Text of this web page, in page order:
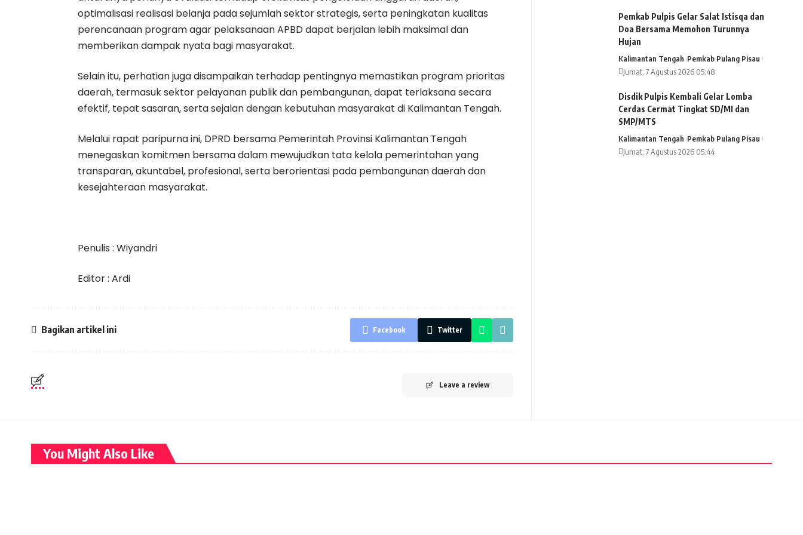
optimalisasi realisasi belanja pada sejumlah sektor strategis, serta peningkatan kualitas
perencanaan program agar pelaksanaan APBD dapat berjalan lebih maksimal dan
memberikan dampak nyata bagi masyarakat.
Selain itu, perhatian juga disampaikan terhadap pentingnya memastikan program prioritas
daerah, termasuk sektor pelayanan publik dan pembangunan, dapat terlaksana secara
efektif, tepat sasaran, serta sejalan dengan kebutuhan masyarakat di Kalimantan Tengah.
Melalui rapat paripurna ini, DPRD bersama Pemerintah Provinsi Kalimantan Tengah
menegaskan komitmen bersama dalam mewujudkan tata kelola pemerintahan yang
transparan, akuntabel, profesional, serta berorientasi pada pembangunan daerah dan
kesejahteraan masyarakat.
Penulis : Wiyandri
Editor : Ardi
Bagikan artikel ini Facebook Twitter
Leave a review
Pemkab Pulpis Gelar Salat Istisqa dan
Doa Bersama Memohon Turunnya
Hujan
Kalimantan Tengah Pemkab Pulang Pisau
Jumat, 7 Agustus 2026 05:48
Disdik Pulpis Kembali Gelar Lomba
Cerdas Cermat Tingkat SD/MI dan
SMP/MTS
Kalimantan Tengah Pemkab Pulang Pisau
Jumat, 7 Agustus 2026 05:44
You Might Also Like